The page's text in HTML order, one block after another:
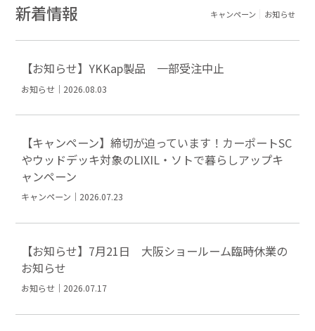
新着情報 キャンペーン お知らせ
【お知らせ】YKKap製品 一部受注中止
お知らせ｜2026.08.03
【キャンペーン】締切が迫っています！カーポートSC
やウッドデッキ対象のLIXIL・ソトで暮らしアップキ
ャンペーン
キャンペーン｜2026.07.23
【お知らせ】7月21日 大阪ショールーム臨時休業の
お知らせ
お知らせ｜2026.07.17